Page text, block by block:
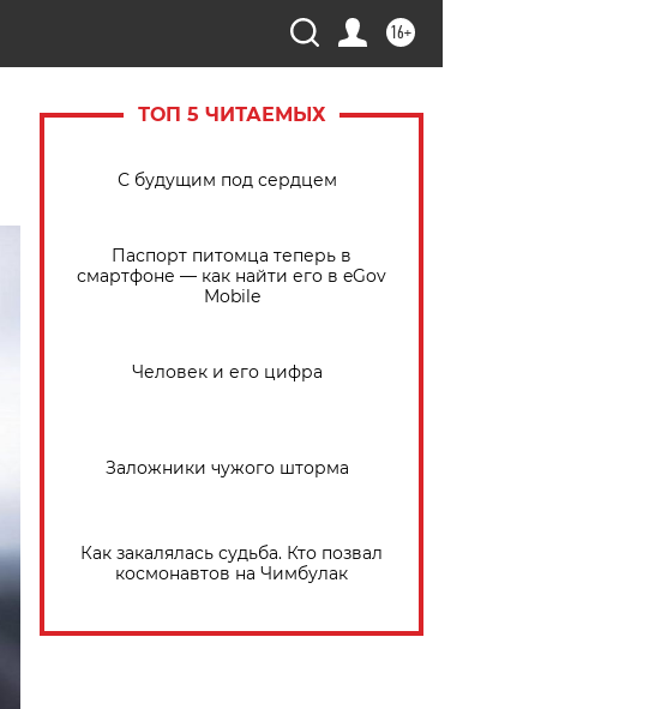
16+
ТОП 5 ЧИТАЕМЫХ
С будущим под сердцем
Паспорт питомца теперь в
смартфоне — как найти его в eGov
Mobile
Человек и его цифра
Заложники чужого шторма
Как закалялась судьба. Кто позвал
космонавтов на Чимбулак